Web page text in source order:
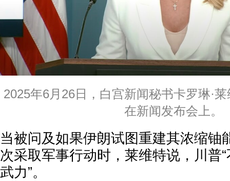
2025年6月26日，白宫新闻秘书卡罗琳·
在新闻发布会上。
当被问及如果伊朗试图重建其浓缩铀
次采取军事行动时，莱维特说，川普
武力”。